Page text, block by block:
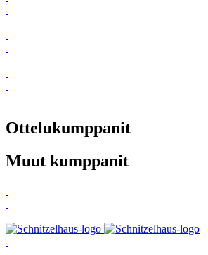
Ottelukumppanit
Muut kumppanit